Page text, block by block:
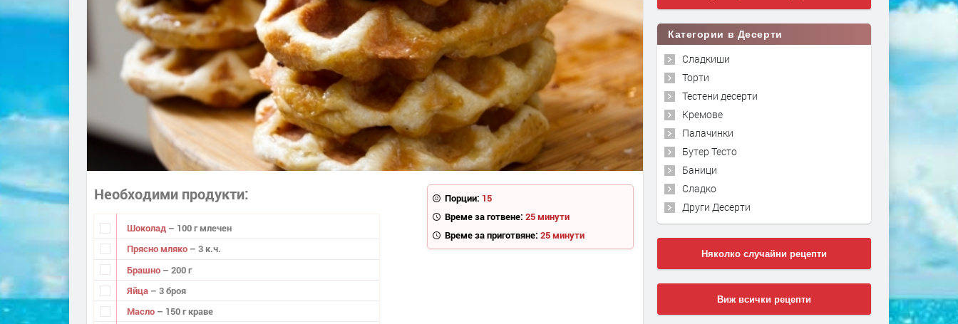
Порции: 15
Време за готвене: 25 минути
Време за приготвяне: 25 минути
Необходими продукти
Шоколад – 100 г млечен
Прясно мляко – 3 к.ч.
Брашно – 200 г
Яйца – 3 броя
Масло – 150 г краве
Категории в Десерти
Сладкиши
Торти
Тестени десерти
Кремове
Палачинки
Бутер Тесто
Баници
Сладко
Други Десерти
Няколко случайни рецепти
Виж всички рецепти